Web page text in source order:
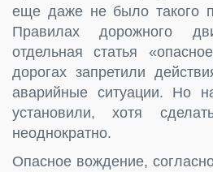
еще даже не было такого
Правилах дорожного
отдельная статья
дорогах запретили
аварийные ситуации. Но
установили, хотя
неоднократно.
Опасное вождение,